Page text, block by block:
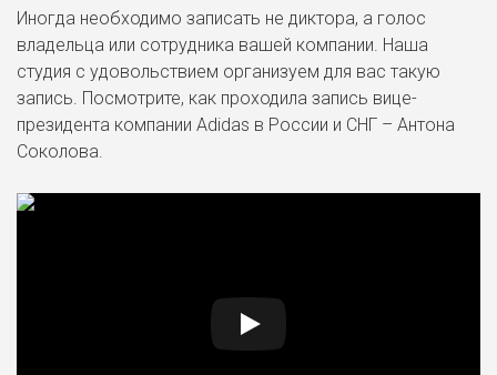
Иногда необходимо записать не диктора, а голос
владельца или сотрудника вашей компании. Наша
студия с удовольствием организуем для вас такую
запись. Посмотрите, как проходила запись вице-
президента компании Adidas в России и СНГ – Антона
Соколова.